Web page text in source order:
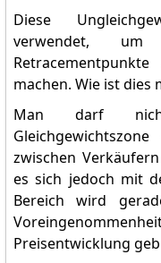
Diese
verwendet,
machen. Wie ist dies
Man darf
zwischen
es sich jedoch mit
Bereich wird
Preisentwicklung